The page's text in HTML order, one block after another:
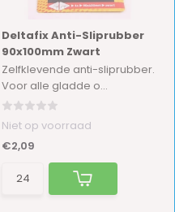
Deltafix Anti-Sliprubber
90x100mm Zwart
Zelfklevende anti-sliprubber.
Voor alle gladde o...
Niet op voorraad
€2,09